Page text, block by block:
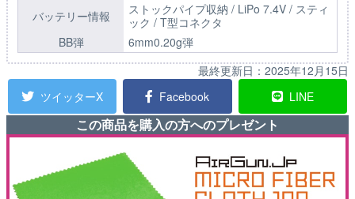
バッテリー情報
ストックパイプ収納 / LiPo 7.4V / スティ
ック / T型コネクタ
BB弾
6mm0.20g弾
最終更新日： 2025年12月15日
ツイッターX
Facebook LINE
この商品を購入の方へのプレゼント